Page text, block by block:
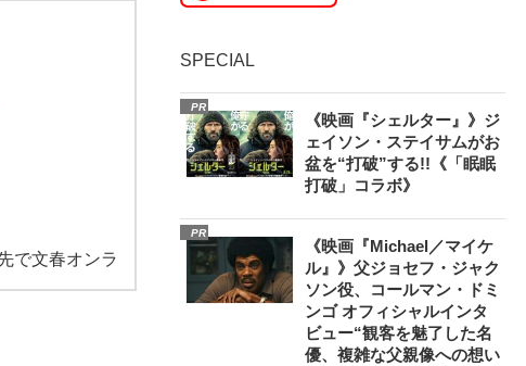
で文春オンラ
SPECIAL
PR
《映画『シェルター』》ジ
ェイソン・ステイサムがお
盆を“打破”する!!《「眠眠
打破」コラボ》
PR
《映画『Michael／マイケ
ル』》父ジョセフ・ジャク
ソン役、コールマン・ドミ
ンゴ オフィシャルインタ
ビュー“観客を魅了した名
優、複雑な父親像への想い